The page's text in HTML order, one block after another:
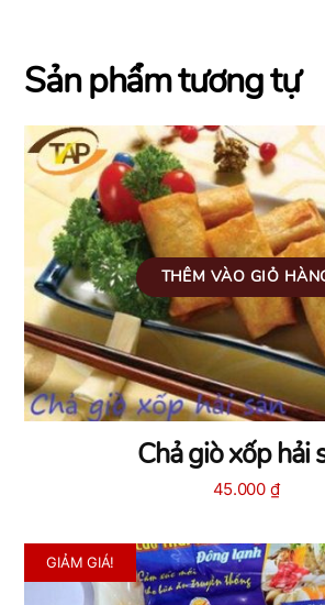
Sản phẩm tương tự
Chả giò xốp hải
45.000 ₫
THÊM VÀO GIỎ
GIẢM GIÁ!